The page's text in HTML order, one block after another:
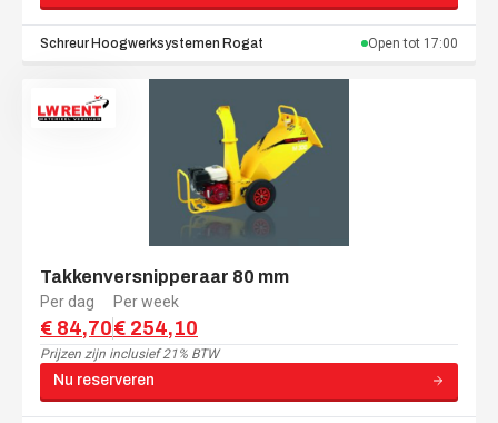
Schreur Hoogwerksystemen Rogat Open tot 17:00
Takkenversnipperaar 80 mm
Per dag
€ 84,70
Per week
€ 254,10
Prijzen zijn inclusief 21% BTW
Nu reserveren